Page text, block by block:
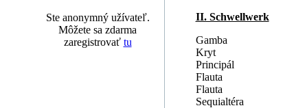
Ste anonymný užívateľ.
Môžete sa zdarma
zaregistrovať tu
II. Schwellwerk
Gamba
Kryt
Principál
Flauta
Flauta
Sequialtéra